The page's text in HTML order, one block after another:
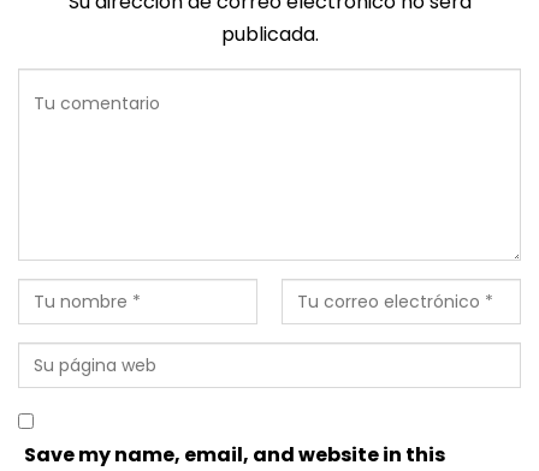
publicada.
Save my name, email, and website in this